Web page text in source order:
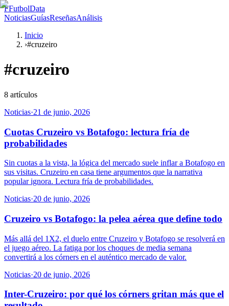
FFutbolData
NoticiasGuíasReseñasAnálisis
Inicio
›#cruzeiro
#cruzeiro
8 artículos
Noticias·21 de junio, 2026
Cuotas Cruzeiro vs Botafogo: lectura fría de
probabilidades
Sin cuotas a la vista, la lógica del mercado suele inflar a Botafogo en
sus visitas. Cruzeiro en casa tiene argumentos que la narrativa
popular ignora. Lectura fría de probabilidades.
Noticias·20 de junio, 2026
Cruzeiro vs Botafogo: la pelea aérea que define todo
Más allá del 1X2, el duelo entre Cruzeiro y Botafogo se resolverá en
el juego aéreo. La fatiga por los choques de media semana
convertirá a los córners en el auténtico mercado de valor.
Noticias·20 de junio, 2026
Inter-Cruzeiro: por qué los córners gritan más que el